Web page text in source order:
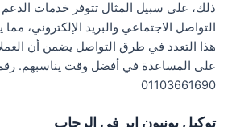
ذلك، على سبيل المثال تتوفر خدمات
التواصل الاجتماعي والبريد الإلكتروني،
هذا التعدد في طرق التواصل يضمن أن
على المساعدة في أفضل وقت يناسبهم.
01103661690
توكيل يونيون اير في الرحاب